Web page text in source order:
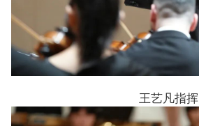
王艺凡指挥